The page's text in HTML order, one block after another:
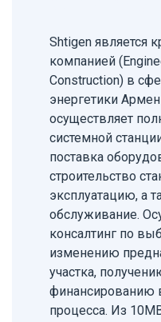
Shtigen является
компанией
Construction) в
энергетики
осуществляет
системной
поставка
строительство
эксплуатацию, а
обслуживание.
консалтинг по
изменению
участка,
финансированию
процесса. Из